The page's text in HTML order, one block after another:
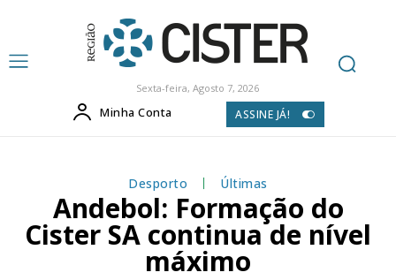
Sexta-feira, Agosto 7, 2026
Minha Conta ASSINE JÁ!
Desporto Últimas
Andebol: Formação do
Cister SA continua de nível
máximo